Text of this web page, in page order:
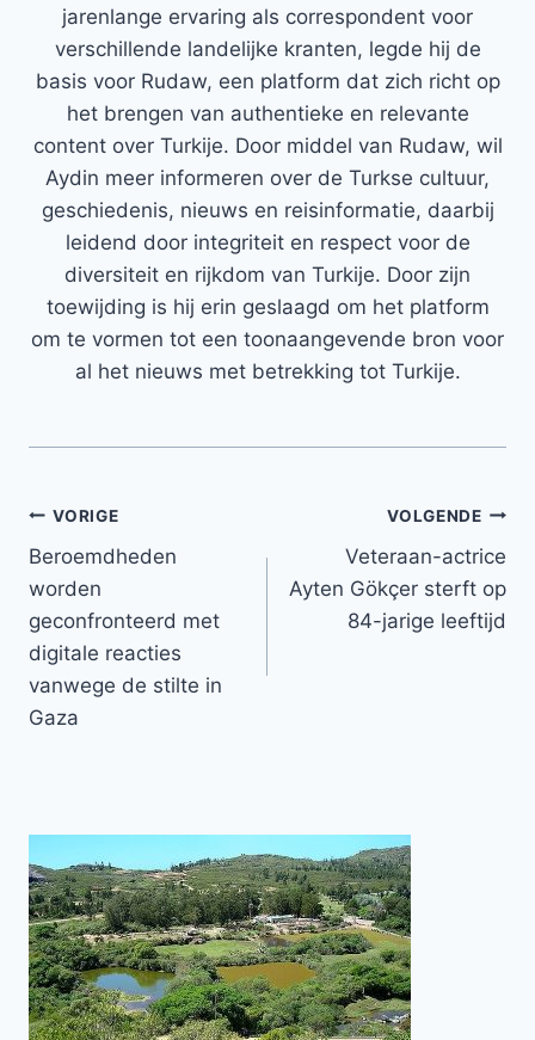
jarenlange ervaring als correspondent voor
verschillende landelijke kranten, legde hij de
basis voor Rudaw, een platform dat zich richt op
het brengen van authentieke en relevante
content over Turkije. Door middel van Rudaw, wil
Aydin meer informeren over de Turkse cultuur,
geschiedenis, nieuws en reisinformatie, daarbij
leidend door integriteit en respect voor de
diversiteit en rijkdom van Turkije. Door zijn
toewijding is hij erin geslaagd om het platform
om te vormen tot een toonaangevende bron voor
al het nieuws met betrekking tot Turkije.
Bericht
navigatie
VORIGE
Beroemdheden
worden
geconfronteerd met
digitale reacties
vanwege de stilte in
Gaza
VOLGENDE
Veteraan-actrice
Ayten Gökçer sterft op
84-jarige leeftijd